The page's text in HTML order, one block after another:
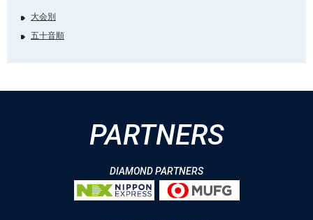
大会別
五十音順
PARTNERS
DIAMOND PARTNERS